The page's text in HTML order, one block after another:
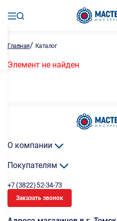
Главная/ Каталог
Элемент не найден
О компании
Покупателям
+7 (3822) 52-34-73
Заказать звонок